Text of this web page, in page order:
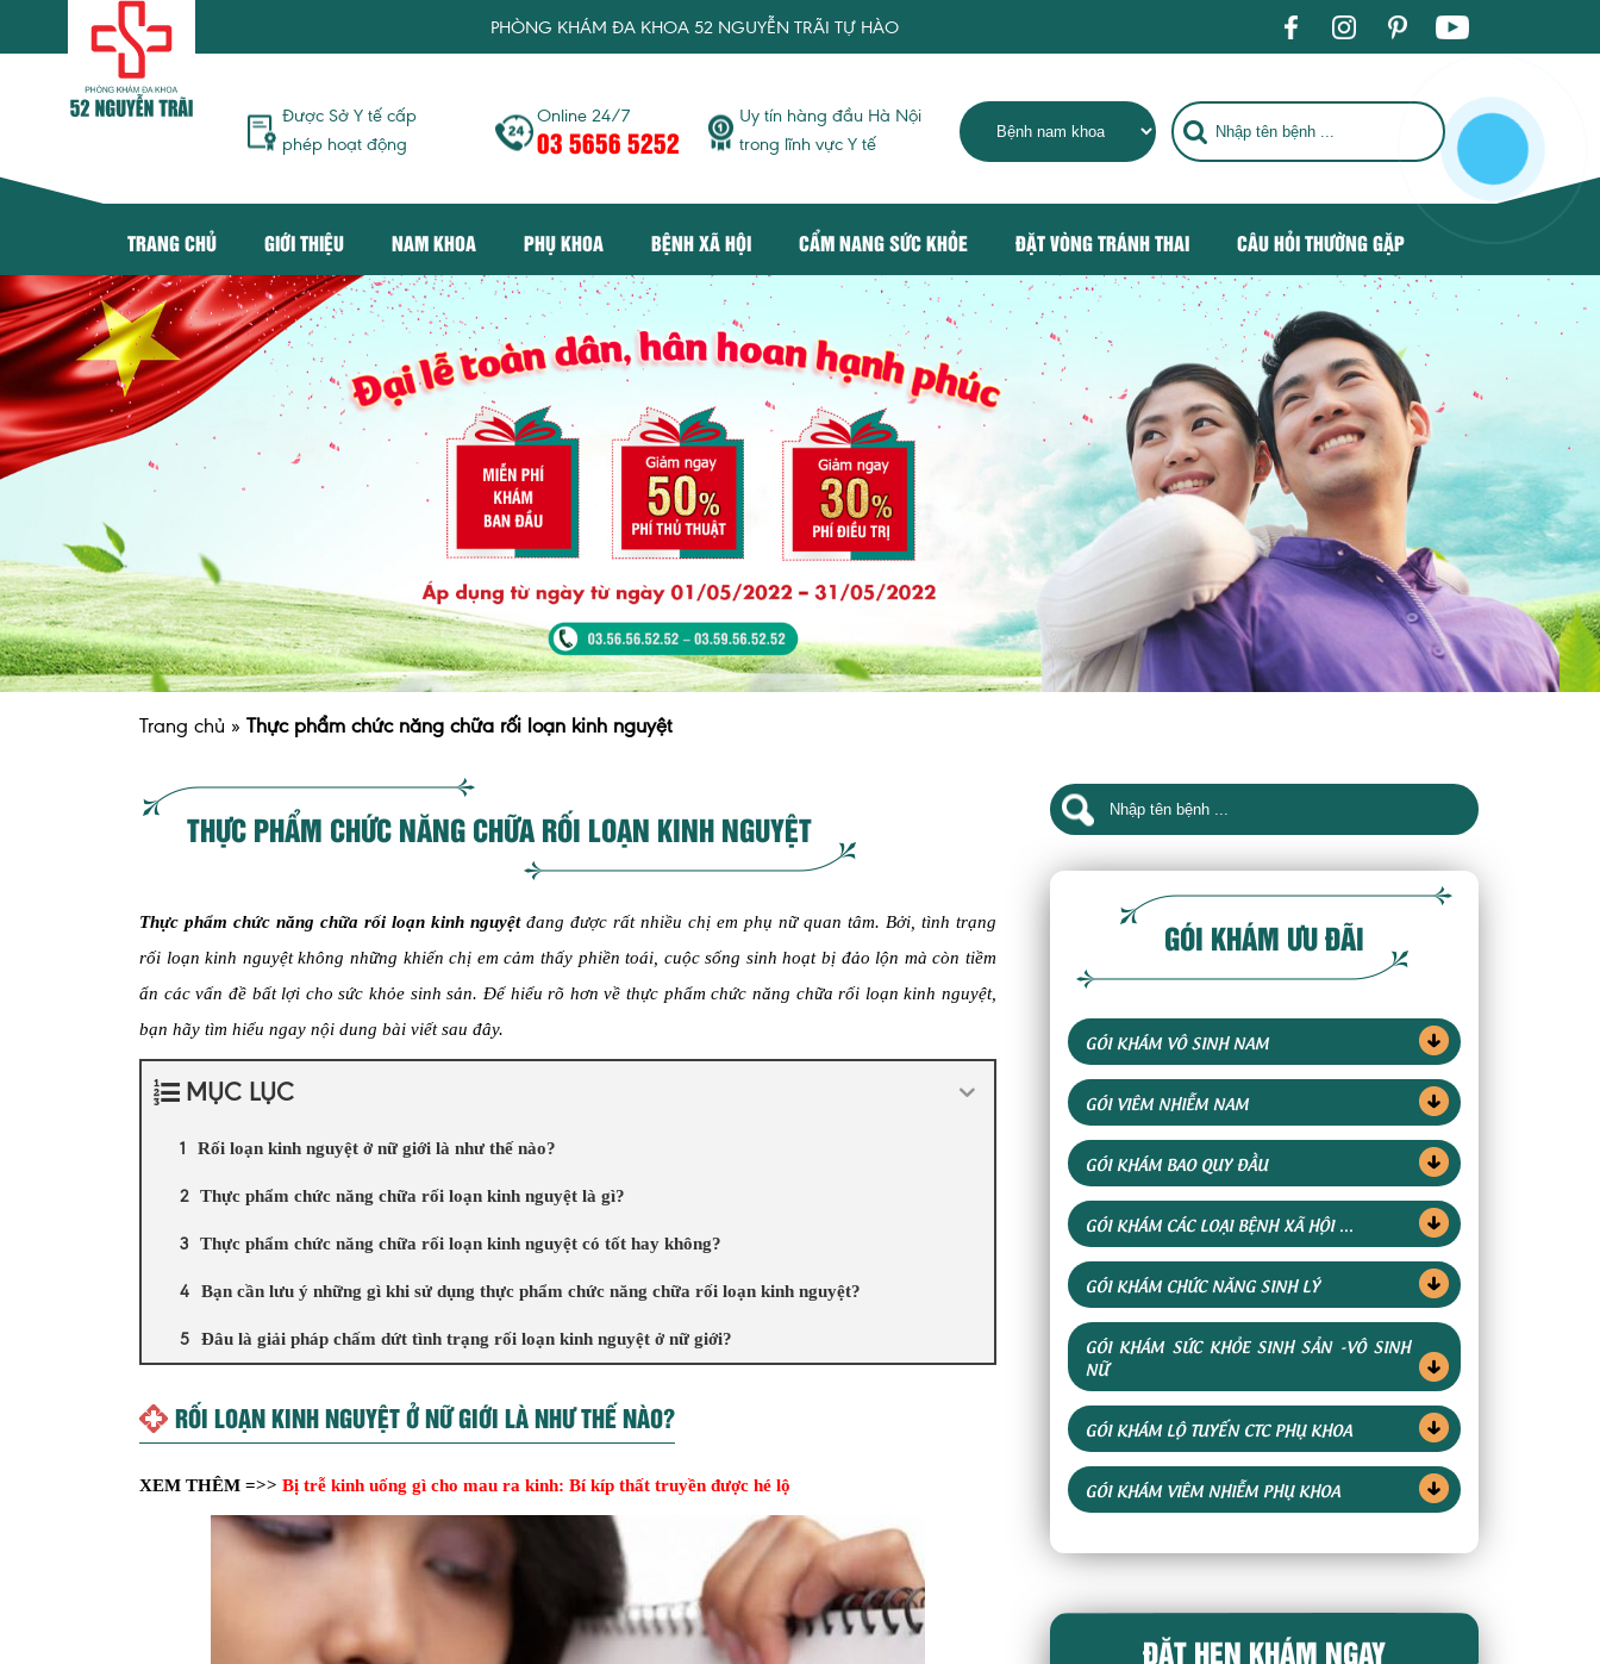
PHÒNG KHÁM ĐA KHOA 52 NGUYỄN TRÃI TỰ HÀO MANG TỚI DỊCH VỤ KHÁM CHỮA BỆNH TIÊU CHUẨN QUỐC TẾ, TRỞ THÀNH ĐỊA CHỈ CHĂM SÓC
Được Sở Y tế cấp
phép hoạt động
Online 24/7
03 5656 5252
Uy tín hàng đầu Hà Nội
trong lĩnh vực Y tế
TRANG CHỦ GIỚI THIỆU NAM KHOA PHỤ KHOA BỆNH XÃ HỘI CẨM NANG SỨC KHỎE ĐẶT VÒNG TRÁNH THAI CÂU HỎI THƯỜNG GẶP
Trang chủ » Thực phẩm chức năng chữa rối loạn kinh nguyệt
THỰC PHẨM CHỨC NĂNG CHỮA RỐI LOẠN KINH NGUYỆT
Thực phẩm chức năng chữa rối loạn kinh nguyệtđang được rất nhiều chị em phụ nữ quan tâm. Bởi, tình trạng
rối loạn kinh nguyệt không những khiến chị em cảm thấy phiền toái, cuộc sống sinh hoạt bị đảo lộn mà còn tiềm
ẩn các vấn đề bất lợi cho sức khỏe sinh sản. Để hiểu rõ hơn về thực phẩm chức năng chữa rối loạn kinh nguyệt,
bạn hãy tìm hiểu ngay nội dung bài viết sau đây.
MỤC LỤC
Rối loạn kinh nguyệt ở nữ giới là như thế nào?
Thực phẩm chức năng chữa rối loạn kinh nguyệt là gì?
Thực phẩm chức năng chữa rối loạn kinh nguyệt có tốt hay không?
Bạn cần lưu ý những gì khi sử dụng thực phẩm chức năng chữa rối loạn kinh nguyệt?
Đâu là giải pháp chấm dứt tình trạng rối loạn kinh nguyệt ở nữ giới?
RỐI LOẠN KINH NGUYỆT Ở NỮ GIỚI LÀ NHƯ THẾ NÀO?
XEM THÊM =>> Bị trễ kinh uống gì cho mau ra kinh: Bí kíp thất truyền được hé lộ
GÓI KHÁM ƯU ĐÃI
GÓI KHÁM VÔ SINH NAM
GÓI VIÊM NHIỄM NAM
GÓI KHÁM BAO QUY ĐẦU
GÓI KHÁM CÁC LOẠI BỆNH XÃ HỘI ...
GÓI KHÁM CHỨC NĂNG SINH LÝ
GÓI KHÁM SỨC KHỎE SINH SẢN -VÔ SINH
NỮ
GÓI KHÁM LỘ TUYẾN CTC PHỤ KHOA
GÓI KHÁM VIÊM NHIỄM PHỤ KHOA
ĐẶT HẸN KHÁM NGAY